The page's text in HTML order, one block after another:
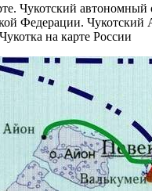
Чукотский автономный
Федерации. Чукотский
на карте России